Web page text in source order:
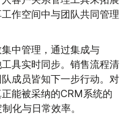
作空间中与团队共同管理
中管理，通过集成与
具实时同步。销售流程清
成员皆知下一步行动。对
能被采纳的CRM系统的
化与日常效率。